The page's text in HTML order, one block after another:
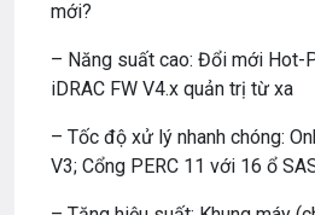
mới?
– Năng suất cao: Đổi mới Hot-
iDRAC FW V4.x quản trị từ xa
– Tốc độ xử lý nhanh chóng:
V3; Cổng PERC 11 với 16 ổ